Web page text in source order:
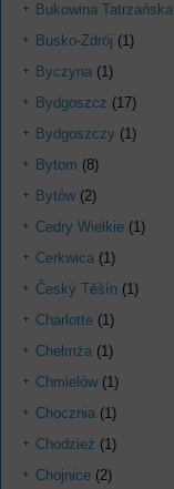
Bukowina Tatrzańska
Busko-Zdrój (1)
Byczyna (1)
Bydgoszcz (17)
Bydgoszczy (1)
Bytom (8)
Bytów (2)
Cedry Wielkie (1)
Cerkwica (1)
Český Těšín (1)
Charlotte (1)
Chełmża (1)
Chmielów (1)
Chocznia (1)
Chodzież (1)
Chojnice (2)